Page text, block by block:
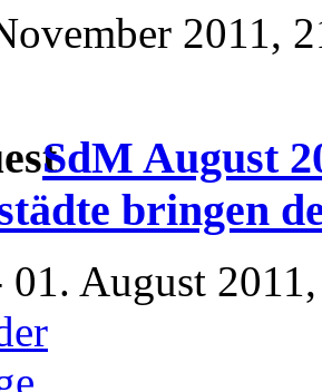
2011,
SdM August
bringen
01. August